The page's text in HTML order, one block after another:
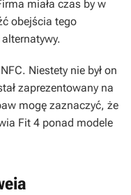
miała czas by w
obejścia tego
Niestety nie był on
zaprezentowany na
mogę zaznaczyć, że
Fit 4 ponad modele